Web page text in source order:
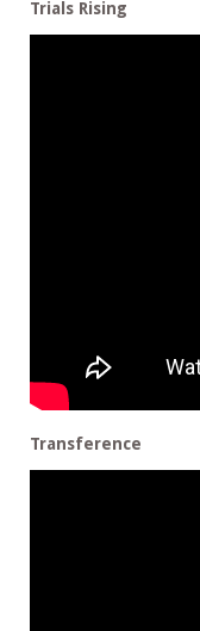
Trials Rising
Transference